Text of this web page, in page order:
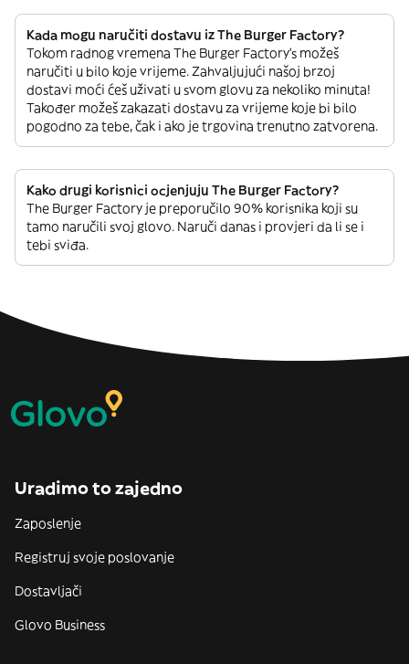
Kada mogu naručiti dostavu iz The Burger Factory?
Tokom radnog vremena The Burger Factory’s možeš
naručiti u bilo koje vrijeme. Zahvaljujući našoj brzoj
dostavi moći ćeš uživati u svom glovu za nekoliko minuta!
Također možeš zakazati dostavu za vrijeme koje bi bilo
pogodno za tebe, čak i ako je trgovina trenutno zatvorena.
Kako drugi korisnici ocjenjuju The Burger Factory?
The Burger Factory je preporučilo 90% korisnika koji su
tamo naručili svoj glovo. Naruči danas i provjeri da li se i
tebi sviđa.
Uradimo to zajedno
Zaposlenje
Registruj svoje poslovanje
Dostavljači
Glovo Business